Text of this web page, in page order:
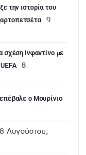
την ιστορία του
9
σχέση Ινφαντίνο με
8
ο Μουρίνιο
8 Αυγούστου,